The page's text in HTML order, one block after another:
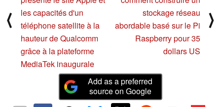
⟨
les capacités d'un
téléphone satellite à la
hauteur de Qualcomm
grâce à la plateforme
MediaTek inaugurale
stockage réseau
abordable basé sur le Pi
Raspberry pour 35
dollars US
⟩
Add as a preferred
source on Google